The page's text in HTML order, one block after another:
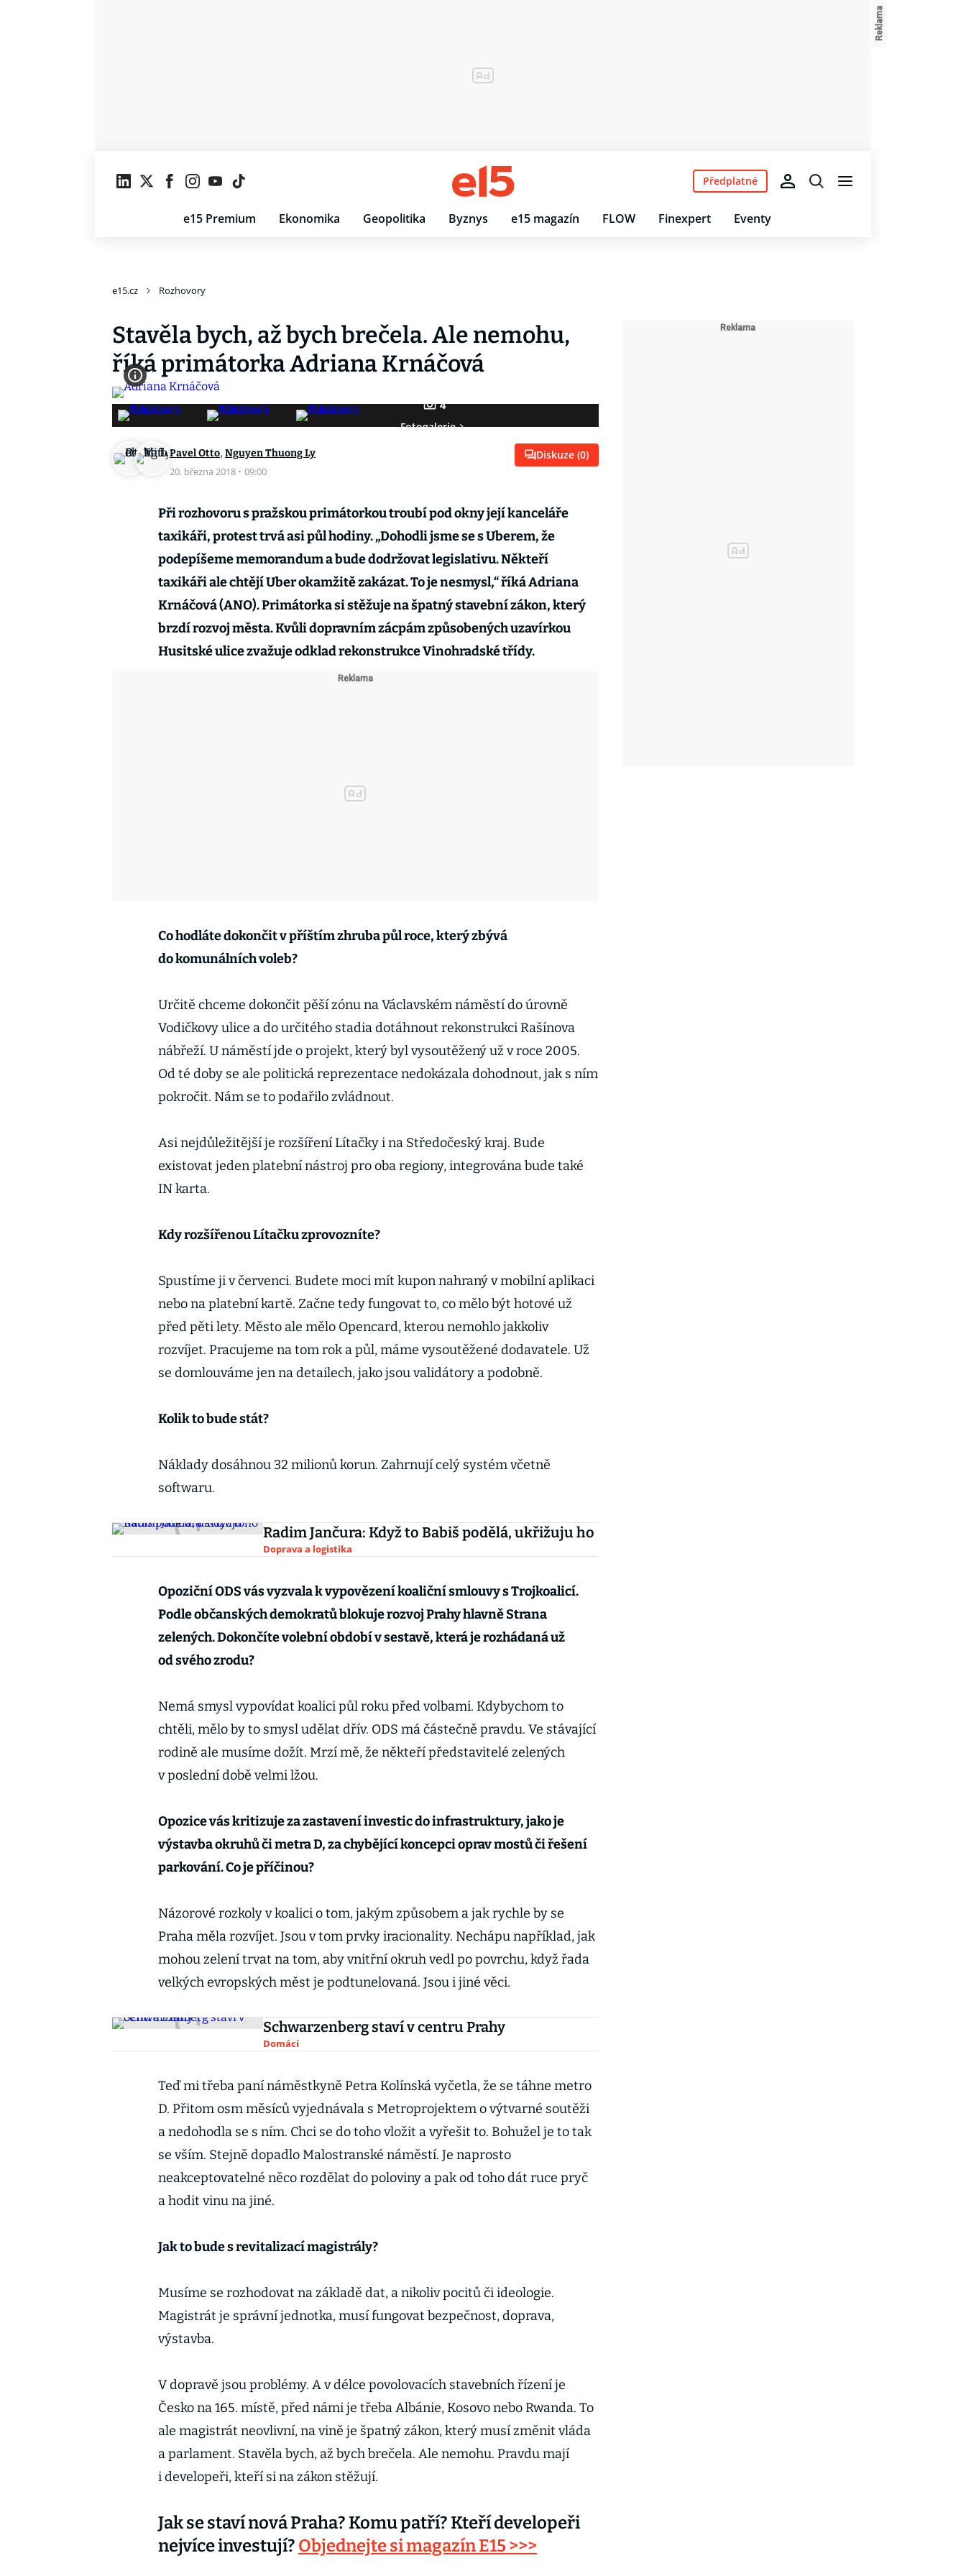
e15 Premium Ekonomika Geopolitika Byznys e15 magazín FLOW Finexpert Eventy
Předplatné
e15.cz Rozhovory
Stavěla bych, až bych brečela. Ale nemohu,
říká primátorka Adriana Krnáčová
4
Fotogalerie
Pavel Otto, Nguyen Thuong Ly
20. března 2018 · 09:00
Diskuze (0)
Při rozhovoru s pražskou primátorkou troubí pod okny její kanceláře
taxikáři, protest trvá asi půl hodiny. „Dohodli jsme se s Uberem, že
podepíšeme memorandum a bude dodržovat legislativu. Někteří
taxikáři ale chtějí Uber okamžitě zakázat. To je nesmysl,“ říká Adriana
Krnáčová (ANO). Primátorka si stěžuje na špatný stavební zákon, který
brzdí rozvoj města. Kvůli dopravním zácpám způsobených uzavírkou
Husitské ulice zvažuje odklad rekonstrukce Vinohradské třídy.
Co hodláte dokončit v příštím zhruba půl roce, který zbývá
do komunálních voleb?
Určitě chceme dokončit pěší zónu na Václavském náměstí do úrovně
Vodičkovy ulice a do určitého stadia dotáhnout rekonstrukci Rašínova
nábřeží. U náměstí jde o projekt, který byl vysoutěžený už v roce 2005.
Od té doby se ale politická reprezentace nedokázala dohodnout, jak s ním
pokročit. Nám se to podařilo zvládnout.
Asi nejdůležitější je rozšíření Lítačky i na Středočeský kraj. Bude
existovat jeden platební nástroj pro oba regiony, integrována bude také
IN karta.
Kdy rozšířenou Lítačku zprovozníte?
Spustíme ji v červenci. Budete moci mít kupon nahraný v mobilní aplikaci
nebo na platební kartě. Začne tedy fungovat to, co mělo být hotové už
před pěti lety. Město ale mělo Opencard, kterou nemohlo jakkoliv
rozvíjet. Pracujeme na tom rok a půl, máme vysoutěžené dodavatele. Už
se domlouváme jen na detailech, jako jsou validátory a podobně.
Kolik to bude stát?
Náklady dosáhnou 32 milionů korun. Zahrnují celý systém včetně
softwaru.
Radim Jančura: Když to Babiš podělá, ukřižuju ho
Doprava a logistika
Opoziční ODS vás vyzvala k vypovězení koaliční smlouvy s Trojkoalicí.
Podle občanských demokratů blokuje rozvoj Prahy hlavně Strana
zelených. Dokončíte volební období v sestavě, která je rozhádaná už
od svého zrodu?
Nemá smysl vypovídat koalici půl roku před volbami. Kdybychom to
chtěli, mělo by to smysl udělat dřív. ODS má částečně pravdu. Ve stávající
rodině ale musíme dožít. Mrzí mě, že někteří představitelé zelených
v poslední době velmi lžou.
Opozice vás kritizuje za zastavení investic do infrastruktury, jako je
výstavba okruhů či metra D, za chybějící koncepci oprav mostů či řešení
parkování. Co je příčinou?
Názorové rozkoly v koalici o tom, jakým způsobem a jak rychle by se
Praha měla rozvíjet. Jsou v tom prvky iracionality. Nechápu například, jak
mohou zelení trvat na tom, aby vnitřní okruh vedl po povrchu, když řada
velkých evropských měst je podtunelovaná. Jsou i jiné věci.
Schwarzenberg staví v centru Prahy
Domácí
Teď mi třeba paní náměstkyně Petra Kolínská vyčetla, že se táhne metro
D. Přitom osm měsíců vyjednávala s Metroprojektem o výtvarné soutěži
a nedohodla se s ním. Chci se do toho vložit a vyřešit to. Bohužel je to tak
se vším. Stejně dopadlo Malostranské náměstí. Je naprosto
neakceptovatelné něco rozdělat do poloviny a pak od toho dát ruce pryč
a hodit vinu na jiné.
Jak to bude s revitalizací magistrály?
Musíme se rozhodovat na základě dat, a nikoliv pocitů či ideologie.
Magistrát je správní jednotka, musí fungovat bezpečnost, doprava,
výstavba.
V dopravě jsou problémy. A v délce povolovacích stavebních řízení je
Česko na 165. místě, před námi je třeba Albánie, Kosovo nebo Rwanda. To
ale magistrát neovlivní, na vině je špatný zákon, který musí změnit vláda
a parlament. Stavěla bych, až bych brečela. Ale nemohu. Pravdu mají
i developeři, kteří si na zákon stěžují.
Jak se staví nová Praha? Komu patří? Kteří developeři
nejvíce investují? Objednejte si magazín E15 >>>